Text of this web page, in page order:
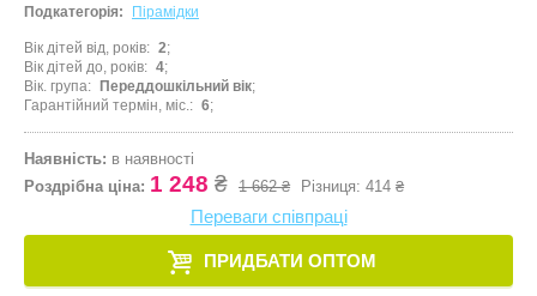
Подкатегорія:
Пірамідки
Вік дітей від, років
2
Вік дітей до, років
4
Вік. група
Переддошкільний вік
Гарантійний термін, міс.
6
Наявність: в наявності
Роздрібна ціна: 1 248 ₴ 1 662 ₴ Різниця: 414 ₴
Переваги співпраці
ПРИДБАТИ ОПТОМ